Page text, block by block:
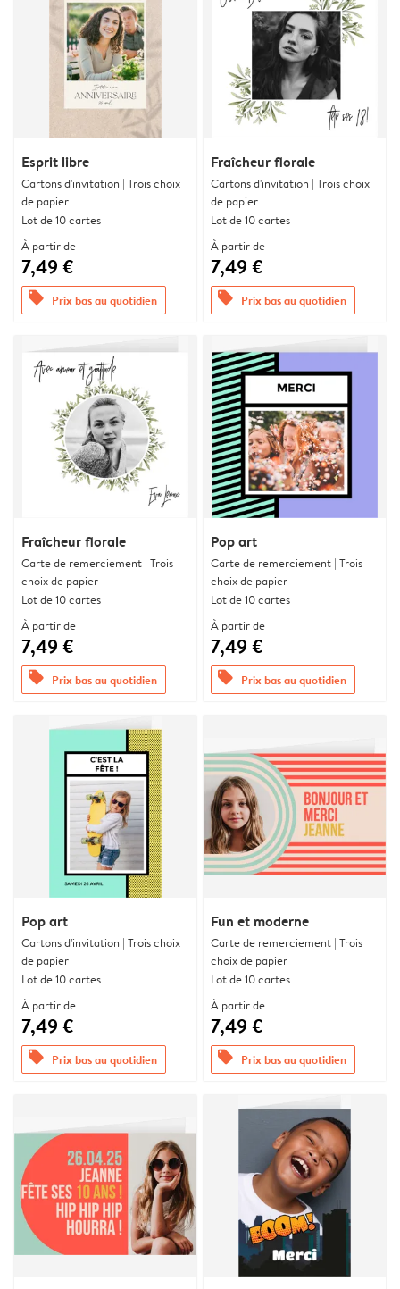
Esprit libre
Cartons d'invitation | Trois choix
de papier
Lot de 10 cartes
À partir de
7,49 €
offers Prix bas au quotidien
Fraîcheur florale
Cartons d'invitation | Trois choix
de papier
Lot de 10 cartes
À partir de
7,49 €
offers Prix bas au quotidien
Fraîcheur florale
Carte de remerciement | Trois
choix de papier
Lot de 10 cartes
À partir de
7,49 €
offers Prix bas au quotidien
Pop art
Carte de remerciement | Trois
choix de papier
Lot de 10 cartes
À partir de
7,49 €
offers Prix bas au quotidien
Pop art
Cartons d'invitation | Trois choix
de papier
Lot de 10 cartes
À partir de
7,49 €
offers Prix bas au quotidien
Fun et moderne
Carte de remerciement | Trois
choix de papier
Lot de 10 cartes
À partir de
7,49 €
offers Prix bas au quotidien